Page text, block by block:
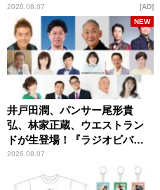
2026.08.07 AD
井戸田潤、パンサー尾形貴
弘、林家正蔵、ウエストラン
ドが生登場！『ラジオビバリ
ー昼ズ』
2026.08.07
NEW